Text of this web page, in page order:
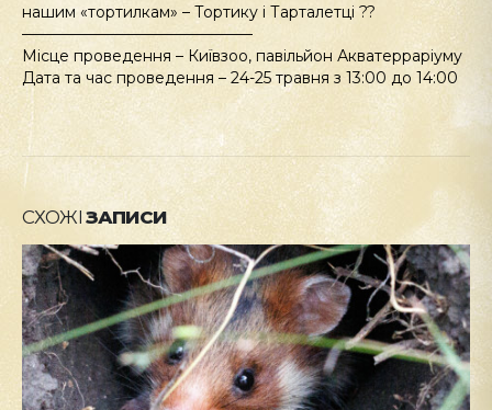
нашим «тортилкам» – Тортику і Тарталетці ??
———————————————
Місце проведення – Київзоо, павільйон Акватерраріуму
Дата та час проведення – 24-25 травня з 13:00 до 14:00
СХОЖІ ЗАПИСИ